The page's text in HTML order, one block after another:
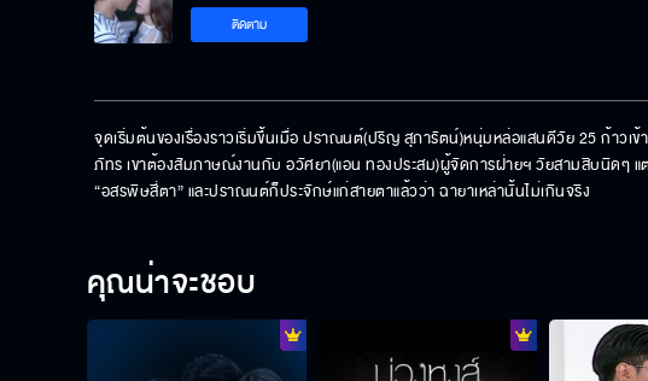
ติดตาม
จุดเริ่มต้นของเรื่องราวเริ่มขึ้นเมื่อ ปราณนต์(ปริญ สุภารัตน์)หนุ่มหล่อแสนดีวัย 25 ก้าว
ภัทร เขาต้องสัมภาษณ์งานกับ อวัศยา(แอน ทองประสม)ผู้จัดการฝ่ายฯ วัยสามสิบนิดๆ
“อสรพิษสี่ตา” และปราณนต์ก็ประจักษ์แก่สายตาแล้วว่า ฉายาเหล่านั้นไม่เกินจริง
คุณน่าจะชอบ